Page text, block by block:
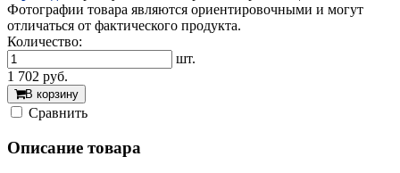
Фотографии товара являются ориентировочными и могут
отличаться от фактического продукта.
Количество:
шт.
1 702 руб.
В корзину
Cравнить
Описание товара